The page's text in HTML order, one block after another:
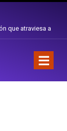
Corporación